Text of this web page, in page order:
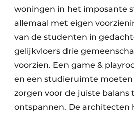
woningen in het imposante
allemaal met eigen
van de studenten in
gelijkvloers drie
voorzien. Een game &
en een studieruimte
zorgen voor de juiste balans
ontspannen. De architecten